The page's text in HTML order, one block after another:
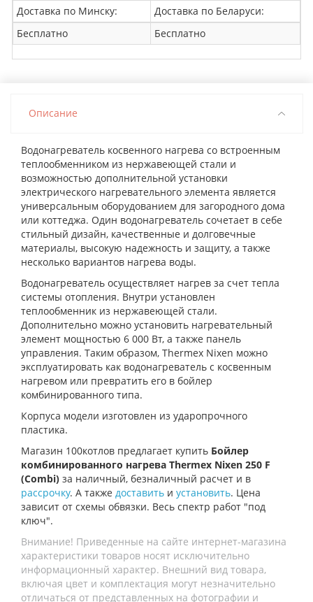
Доставка по Минску:
Доставка по Беларуси:
Бесплатно
Бесплатно
Описание
Водонагреватель косвенного нагрева со встроенным
теплообменником из нержавеющей стали и
возможностью дополнительной установки
электрического нагревательного элемента является
универсальным оборудованием для загородного дома
или коттеджа. Один водонагреватель сочетает в себе
стильный дизайн, качественные и долговечные
материалы, высокую надежность и защиту, а также
несколько вариантов нагрева воды.
Водонагреватель осуществляет нагрев за счет тепла
системы отопления. Внутри установлен
теплообменник из нержавеющей стали.
Дополнительно можно установить нагревательный
элемент мощностью 6 000 Вт, а также панель
управления. Таким образом, Thermex Nixen можно
эксплуатировать как водонагреватель с косвенным
нагревом или превратить его в бойлер
комбинированного типа.
Корпуса модели изготовлен из ударопрочного
пластика.
Магазин 100котлов предлагает купить Бойлер
комбинированного нагрева Thermex Nixen 250 F
(Combi) за наличный, безналичный расчет и в
рассрочку. А также доставить и установить. Цена
зависит от схемы обвязки. Весь спектр работ "под
ключ".
Внимание! Приведенные на сайте интернет-магазина
характеристики товаров носят исключительно
информационный характер. Внешний вид товара,
включая цвет и комплектация могут незначительно
отличаться от представленных на фотографии и